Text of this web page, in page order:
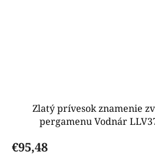
Zlatý prívesok znamenie
pergamenu Vodnár
€95,48